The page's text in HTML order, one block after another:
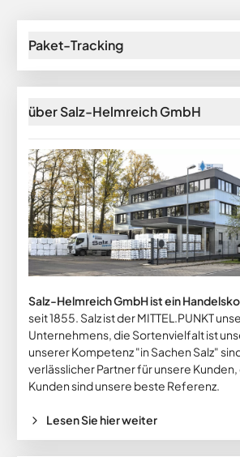
Paket-Tracking
über Salz-Helmreich GmbH
Salz-Helmreich GmbH ist ein
seit 1855. Salz ist der MITTEL.PUNKT
Unternehmens, die Sortenvielfalt ist
unserer Kompetenz "in Sachen Salz"
verlässlicher Partner für unsere
Kunden sind unsere beste Referenz.
Lesen Sie hier weiter